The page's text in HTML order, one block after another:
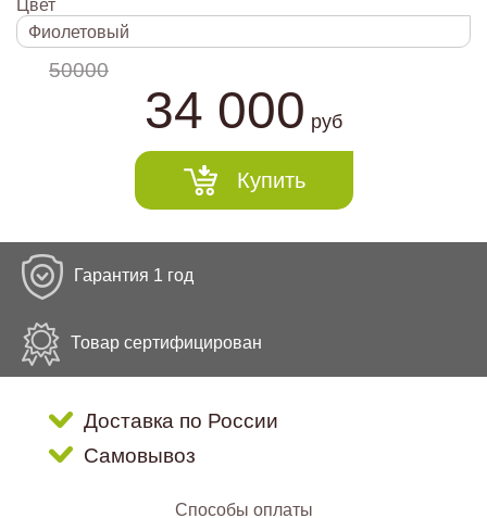
Цвет
Фиолетовый
50000
34 000руб
Купить
Гарантия 1 год
Товар сертифицирован
Доставка по России
Самовывоз
Способы оплаты